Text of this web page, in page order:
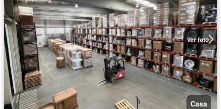
Ver foto
Casa